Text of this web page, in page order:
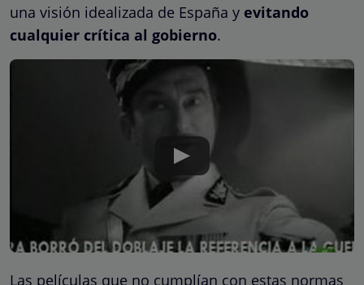
una visión idealizada de España y evitando
cualquier crítica al gobierno.
Las películas que no cumplían con estas normas